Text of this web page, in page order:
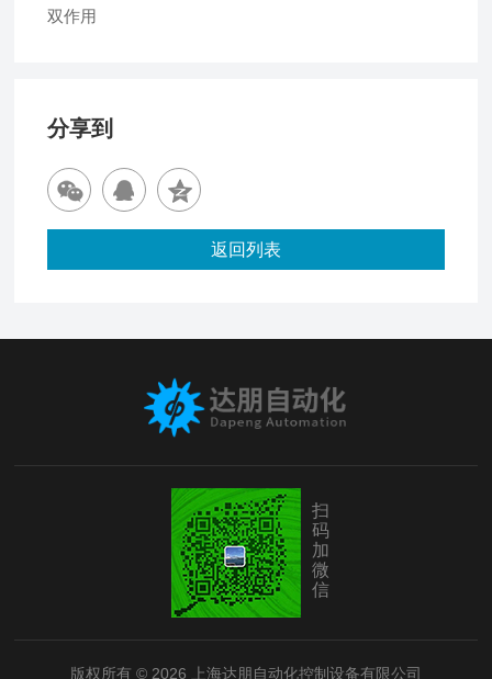
双作用
分享到
返回列表
扫
码
加
微
信
版权所有 © 2026 上海达朋自动化控制设备有限公司